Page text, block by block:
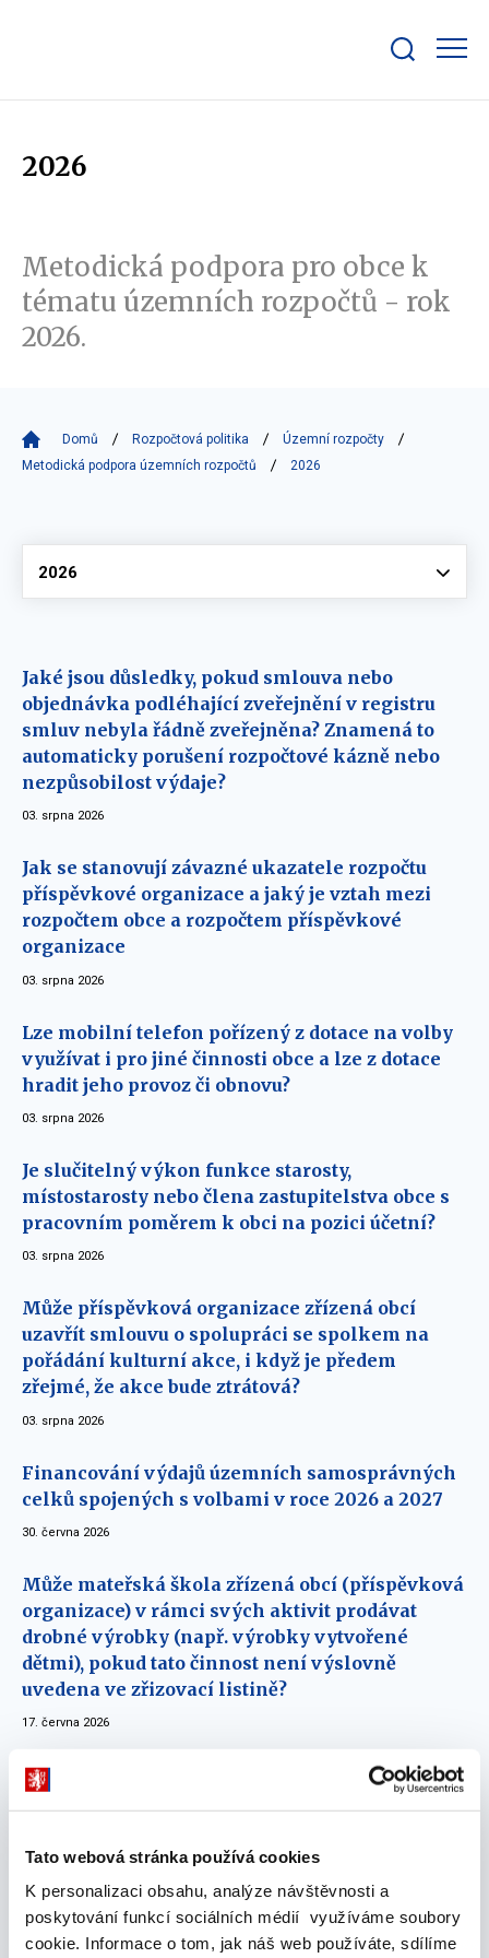
Tato webová stránka používá cookies
K personalizaci obsahu, analýze návštěvnosti a
poskytování funkcí sociálních médií využíváme soubory
cookie. Informace o tom, jak náš web používáte, sdílíme
bar
2026
Metodická podpora pro obce k
tématu územních rozpočtů - rok
2026.
Domů Rozpočtová politika
Územní rozpočty
Metodická podpora územních rozpočtů
2026
Vyberte
2026
Jaké jsou důsledky, pokud smlouva nebo
objednávka podléhající zveřejnění v registru
smluv nebyla řádně zveřejněna? Znamená to
automaticky porušení rozpočtové kázně nebo
nezpůsobilost výdaje?
03. srpna 2026
Jak se stanovují závazné ukazatele rozpočtu
příspěvkové organizace a jaký je vztah mezi
rozpočtem obce a rozpočtem příspěvkové
organizace
03. srpna 2026
Lze mobilní telefon pořízený z dotace na volby
využívat i pro jiné činnosti obce a lze z dotace
hradit jeho provoz či obnovu?
03. srpna 2026
Je slučitelný výkon funkce starosty,
místostarosty nebo člena zastupitelstva obce s
pracovním poměrem k obci na pozici účetní?
03. srpna 2026
Může příspěvková organizace zřízená obcí
uzavřít smlouvu o spolupráci se spolkem na
pořádání kulturní akce, i když je předem
zřejmé, že akce bude ztrátová?
03. srpna 2026
Financování výdajů územních samosprávných
celků spojených s volbami v roce 2026 a 2027
30. června 2026
Může mateřská škola zřízená obcí (příspěvková
organizace) v rámci svých aktivit prodávat
drobné výrobky (např. výrobky vytvořené
dětmi), pokud tato činnost není výslovně
uvedena ve zřizovací listině?
17. června 2026
Změna pravidel rozpočtového provizoria v
Třídění rozpočtu územních samosprávných
celků podle rozpočtové skladby (detail
schváleného rozpočtu)